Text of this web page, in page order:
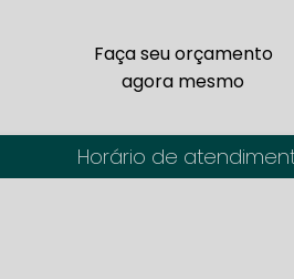
Faça seu orçamento
agora mesmo
Horário de